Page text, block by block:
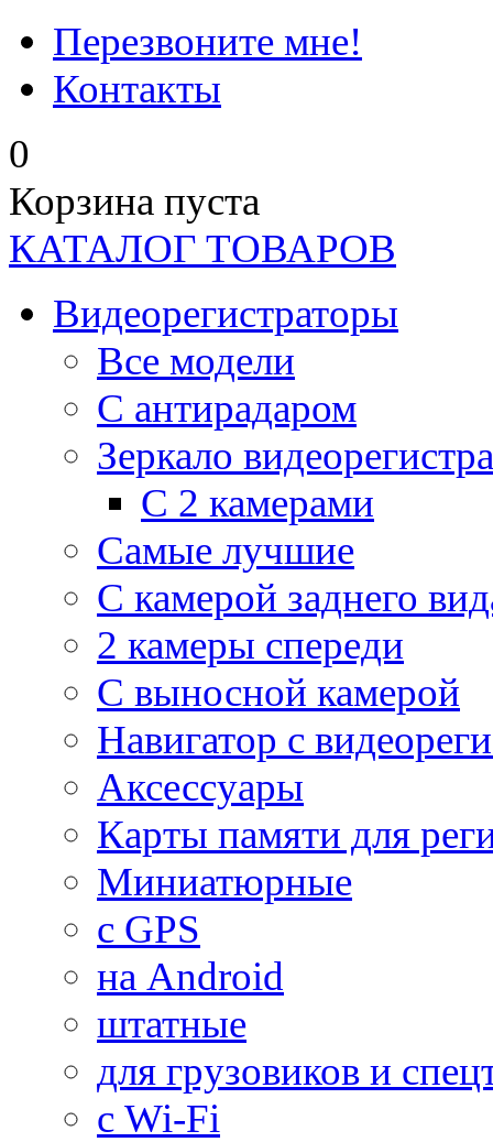
Перезвоните мне!
Контакты
0
Корзина пуста
КАТАЛОГ ТОВАРОВ
Видеорегистраторы
Все модели
C антирадаром
Зеркало
С 2 камерами
Самые лучшие
С камерой заднего
2 камеры спереди
С выносной камерой
Навигатор с
Аксессуары
Карты памяти для
Миниатюрные
с GPS
на Android
штатные
для грузовиков и
с Wi-Fi